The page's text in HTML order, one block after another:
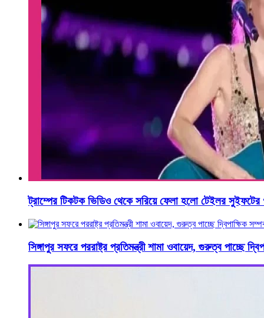
ট্রাম্পের টিকটক ভিডিও থেকে সরিয়ে ফেলা হলো টেইলর সুইফটের
সিঙ্গাপুর সফরে পররাষ্ট্র প্রতিমন্ত্রী শামা ওবায়েদ, গুরুত্ব পাচ্ছে